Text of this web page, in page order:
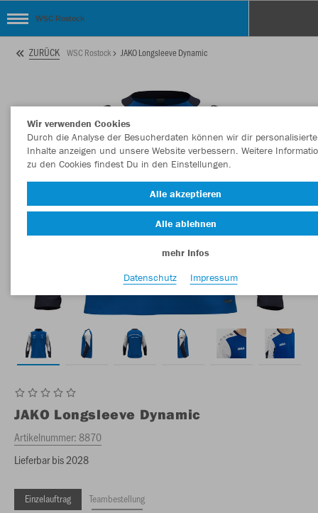
WSC Rostock
ZURÜCK WSC Rostock JAKO Longsleeve Dynamic
JAKO Longsleeve Dynamic
Artikelnummer:8870
Lieferbar bis 2028
Einzelauftrag Teambestellung
Wir verwenden Cookies
Durch die Analyse der Besucherdaten können wir dir personalisierte
Inhalte anzeigen und unsere Website verbessern. Weitere
zu den Cookies findest Du in den Einstellungen.
Alle akzeptieren
Alle ablehnen
mehr Infos
Datenschutz
Impressum